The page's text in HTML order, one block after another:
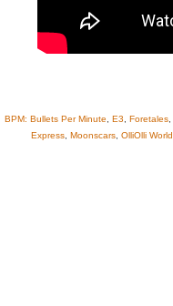
BPM: Bullets Per Minute E3 Foretales
Express Moonscars OlliOlli World